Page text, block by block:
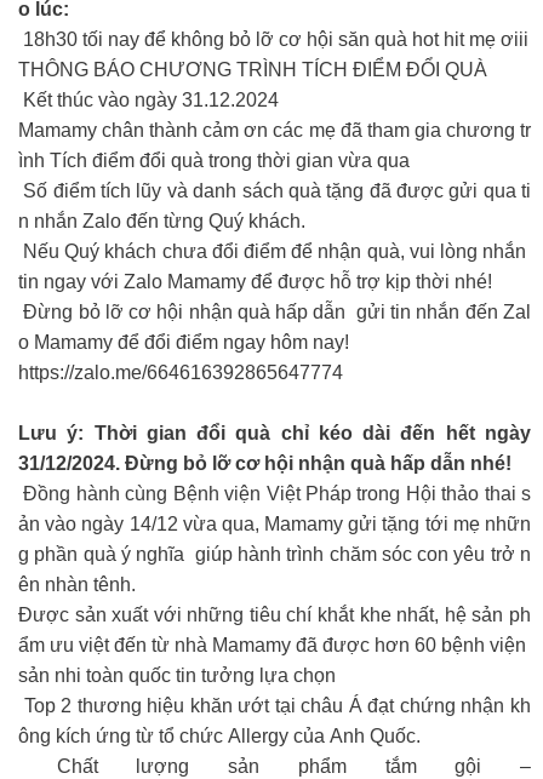
o lúc:
18h30 tối nay để không bỏ lỡ cơ hội săn quà hot hit mẹ ơiii
THÔNG BÁO CHƯƠNG TRÌNH TÍCH ĐIỂM ĐỔI QUÀ
Kết thúc vào ngày 31.12.2024
Mamamy chân thành cảm ơn các mẹ đã tham gia chương tr
ình Tích điểm đổi quà trong thời gian vừa qua
Số điểm tích lũy và danh sách quà tặng đã được gửi qua ti
n nhắn Zalo đến từng Quý khách.
Nếu Quý khách chưa đổi điểm để nhận quà, vui lòng nhắn
tin ngay với Zalo Mamamy để được hỗ trợ kịp thời nhé!
Đừng bỏ lỡ cơ hội nhận quà hấp dẫn gửi tin nhắn đến Zal
o Mamamy để đổi điểm ngay hôm nay!
https://zalo.me/664616392865647774
Lưu ý: Thời gian đổi quà chỉ kéo dài đến hết ngày
31/12/2024. Đừng bỏ lỡ cơ hội nhận quà hấp dẫn nhé!
Đồng hành cùng Bệnh viện Việt Pháp trong Hội thảo thai s
ản vào ngày 14/12 vừa qua, Mamamy gửi tặng tới mẹ nhữn
g phần quà ý nghĩa giúp hành trình chăm sóc con yêu trở n
ên nhàn tênh.
Được sản xuất với những tiêu chí khắt khe nhất, hệ sản ph
ẩm ưu việt đến từ nhà Mamamy đã được hơn 60 bệnh viện
sản nhi toàn quốc tin tưởng lựa chọn
Top 2 thương hiệu khăn ướt tại châu Á đạt chứng nhận kh
ông kích ứng từ tổ chức Allergy của Anh Quốc.
Chất lượng sản phẩm tắm gội –